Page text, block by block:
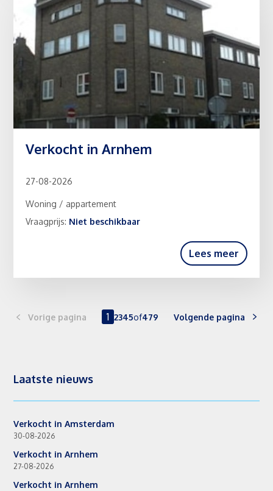
Verkocht in Arnhem
27-08-2026
Woning / appartement
Vraagprijs: Niet beschikbaar
Lees meer
Vorige pagina 1 2345of479 Volgende pagina
Laatste nieuws
Verkocht in Amsterdam
30-08-2026
Verkocht in Arnhem
27-08-2026
Verkocht in Arnhem